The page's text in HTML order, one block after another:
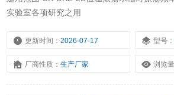
实验室各项研究之用
更新时间：2026-07-17 型号
厂商性质：生产厂家 浏览